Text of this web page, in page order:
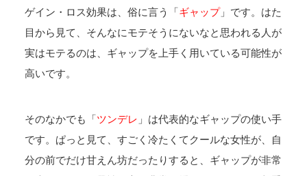
ゲイン・ロス効果は、俗に言う「ギャップ」です。はた
目から見て、そんなにモテそうにないなと思われる人が
実はモテるのは、ギャップを上手く用いている可能性が
高いです。
そのなかでも「ツンデレ 」は代表的なギャップの使い手
です。ぱっと見て、すごく冷たくてクールな女性が、自
分の前でだけ甘えん坊だったりすると、ギャップが非常